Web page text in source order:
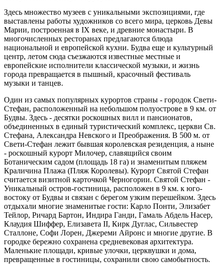
Здесь множество музеев с уникальными экспозициями, где
выставлены работы художников со всего мира, церковь Девы
Марии, построенная в IX веке, и древние монастыри. В
многочисленных ресторанах предлагаются блюда
национальной и европейской кухни. Будва еще и культурный
центр, летом сюда съезжаются известные местные и
европейские исполнители классической музыки, и жизнь
города превращается в пышный, красочный фестиваль
музыки и танцев.
Один из самых популярных курортов страны - городок Свети-
Стефан, расположенный на небольшом полуострове в 9 км. от
Будвы. Здесь - десятки роскошных вилл и пансионатов,
объединенных в единый туристический комплекс, церкви Св.
Стефана, Александра Невского и Преображения. В 500 м. от
Свети-Стефан лежит бывшая королевская резиденция, а ныне
- роскошный курорт Милочер, славящийся своим
Ботаническим садом (площадь 18 га) и знаменитым пляжем
Краличина Плажа (Пляж Королевы). Курорт Святой Стефан
считается визитной карточкой Черногории. Святой Стефан -
Уникальный остров-гостиница, расположен в 9 км. к юго-
востоку от Будвы и связан с берегом узким перешейком. Здесь
отдыхали многие знаменитые гости: Карло Понти, Элизабет
Тейлор, Ричард Бартон, Индира Ганди, Гамаль Абдель Насер,
Клаудия Шиффер, Елизавета II, Кирк Дуглас, Сильвестер
Сталлоне, Софи Лорен, Джереми Айронс и многие другие. В
городке бережно сохранена средневековая архитектура.
Маленькие площади, кривые улочки, церквушки и дома,
превращенные в гостиницы, сохранили свою самобытность.